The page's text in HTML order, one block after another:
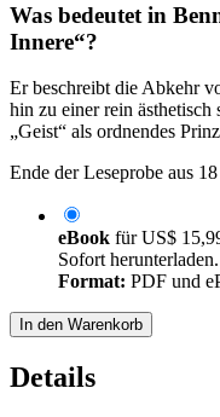
Was bedeutet in
Innere“?
Er beschreibt die Abkehr
hin zu einer rein
„Geist“ als ordnendes
Ende der Leseprobe aus
eBook fürUS$
Sofort
Format: PDF und
In den Warenkorb
Details